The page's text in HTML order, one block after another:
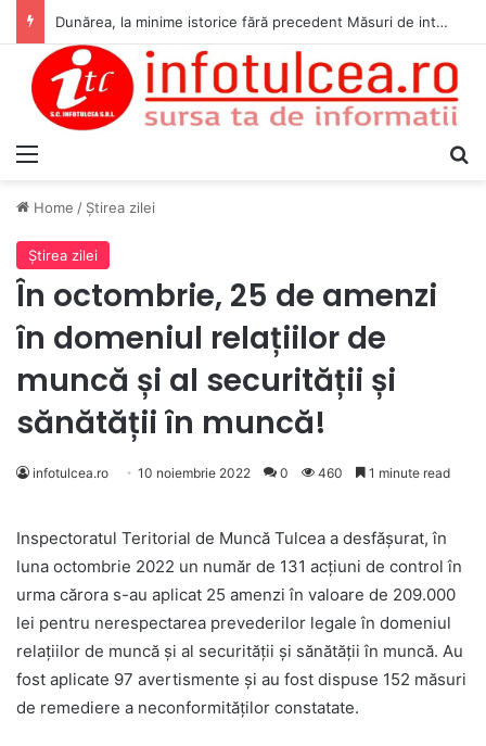
Dunărea, la minime istorice fără precedent Măsuri de intervenție pentru menținerea debitelor minime, necesare pentru producția de energie nucleară
Home / Ştirea zilei
Ştirea zilei
În octombrie, 25 de amenzi
în domeniul relațiilor de
muncă și al securității și
sănătății în muncă!
infotulcea.ro 10 noiembrie 2022 0 460 1 minute read
Inspectoratul Teritorial de Muncă Tulcea a desfăşurat, în
luna octombrie 2022 un număr de 131 acţiuni de control în
urma cărora s-au aplicat 25 amenzi în valoare de 209.000
lei pentru nerespectarea prevederilor legale în domeniul
relațiilor de muncă și al securității și sănătății în muncă. Au
fost aplicate 97 avertismente și au fost dispuse 152 măsuri
de remediere a neconformităților constatate.